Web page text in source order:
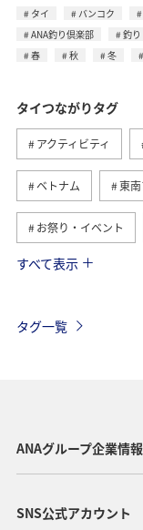
タイ バンコク
ANA釣り倶楽部
釣り
春
秋 冬
タイつながりタグ
アクティビティ
ベトナム 東
お祭り・イベント
旅ナカ
ANA釣り倶楽部
イタリア ス
すべて表示
タグ一覧
ANAグループ企業情報
SNS公式アカウント